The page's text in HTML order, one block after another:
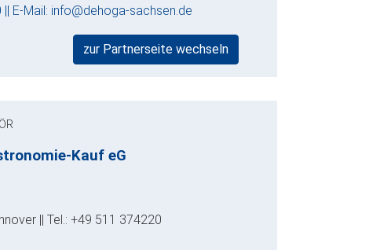
E-Mail: info@dehoga-sachsen.de
zur Partnerseite wechseln
Kauf eG
|| Tel.: +49 511 374220